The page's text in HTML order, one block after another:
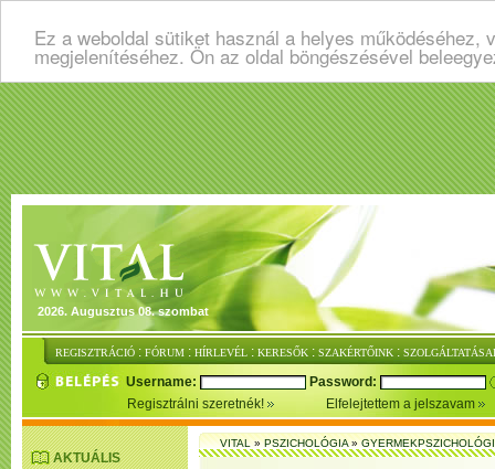
Ez a weboldal sütiket használ a helyes
megjelenítéséhez. Ön az oldal böngészésével
2026. Augusztus 08. szombat
REGISZTRÁCIÓ : FÓRUM : HÍRLEVÉL : KERESŐK : SZAKÉRTŐINK :
Username:
Password:
Regisztrálni szeretnék!
Elfelejtettem a jelszavam
AKTUÁLIS
VITAL»PSZICHOLÓGIA»